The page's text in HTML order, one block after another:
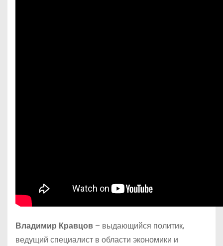
Владимир Кравцов – выдающийся политик,
ведущий специалист в области экономики и